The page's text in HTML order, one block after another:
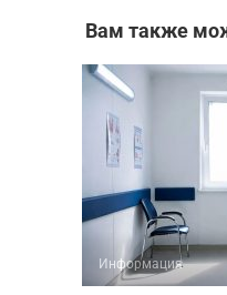
Вам также
Информация